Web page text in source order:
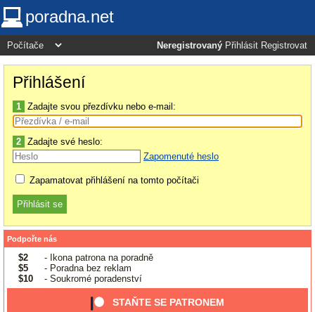
poradna.net
Neregistrovaný Přihlásit Registrovat
Přihlášení
1 Zadajte svou přezdívku nebo e-mail:
2 Zadajte své heslo:
Zapomenuté heslo
Zapamatovat přihlášení na tomto počítači
Podpořte nás
$2
- Ikona patrona na poradně
$5
- Poradna bez reklam
$10
- Soukromé poradenství
STAŇTE SE PATRONEM